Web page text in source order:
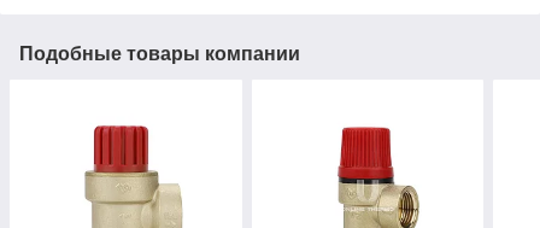
Подобные товары компании